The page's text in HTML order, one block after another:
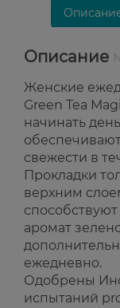
Описание
Женские
Green Tea
начинать
свежести в
Прокладки
верхним
аромат
ежедневно.
Одобрены
испытаний